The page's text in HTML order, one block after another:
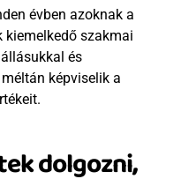
évben azoknak a
kiemelkedő szakmai
és
képviselik a
dolgozni,